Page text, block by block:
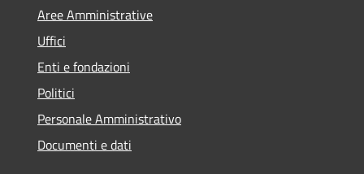
Aree Amministrative
Uffici
Enti e fondazioni
Politici
Personale Amministrativo
Documenti e dati